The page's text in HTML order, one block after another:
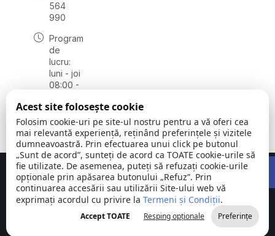
564
990
Program
de
lucru:
luni - joi
08:00 -
vineri
08:00 -
14:00
Comuna
Stejaru |
județul Tulcea
©
2026
Toate
drepturile
rezervate
Concept realizat deBig Media Relații Publice SRL
Acest site folosește cookie
Folosim cookie-uri pe site-ul nostru pentru a vă oferi cea
mai relevantă experiență, reținând preferințele și vizitele
dumneavoastră. Prin efectuarea unui click pe butonul
„Sunt de acord”, sunteți de acord ca TOATE cookie-urile să
fie utilizate. De asemenea, puteți să refuzați cookie-urile
opționale prin apăsarea butonului „Refuz”. Prin
continuarea accesării sau utilizării Site-ului web vă
exprimați acordul cu privire la Termeni și Condiții.
Accept TOATE Resping opționale Preferințe